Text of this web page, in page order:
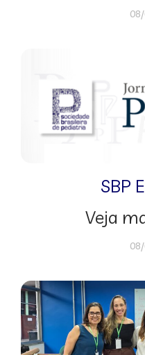
SBP
Veja